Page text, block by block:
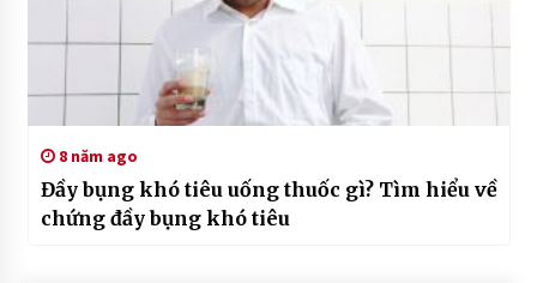
8 năm ago
Đầy bụng khó tiêu uống thuốc gì? Tìm hiểu về
chứng đầy bụng khó tiêu